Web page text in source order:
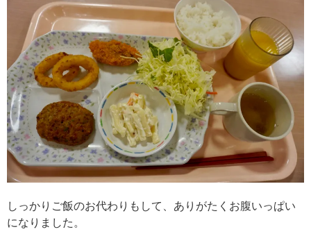
しっかりご飯のお代わりもして、ありがたくお腹いっぱい
になりました。